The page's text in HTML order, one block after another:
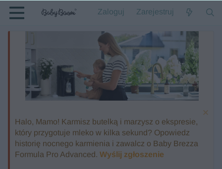
Zaloguj Zarejestruj
Halo, Mamo! Karmisz butelką i marzysz o ekspresie,
który przygotuje mleko w kilka sekund? Opowiedz
historię nocnego karmienia i zawalcz o Baby Brezza
Formula Pro Advanced. Wyślij zgłoszenie